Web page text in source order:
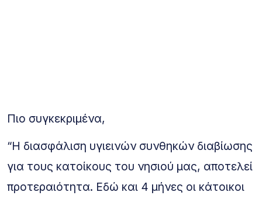
Πιο συγκεκριμένα,
“Η διασφάλιση υγιεινών συνθηκών διαβίωσης
για τους κατοίκους του νησιού μας, αποτελεί
προτεραιότητα. Εδώ και 4 μήνες οι κάτοικοι